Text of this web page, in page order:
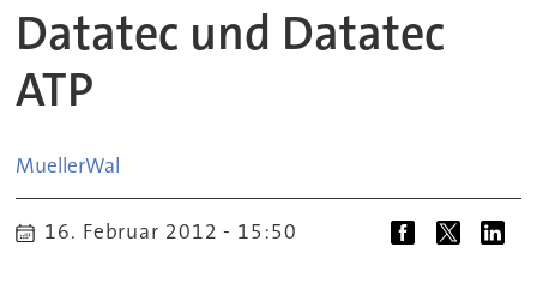
Datatec und Datatec
ATP
MuellerWal
16. Februar 2012 - 15:50